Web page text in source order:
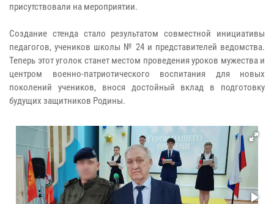
присутствовали на мероприятии.
Создание стенда стало результатом совместной инициативы
педагогов, учеников школы № 24 и представителей ведомства.
Теперь этот уголок станет местом проведения уроков мужества и
центром военно-патриотического воспитания для новых
поколений учеников, внося достойный вклад в подготовку
будущих защитников Родины.